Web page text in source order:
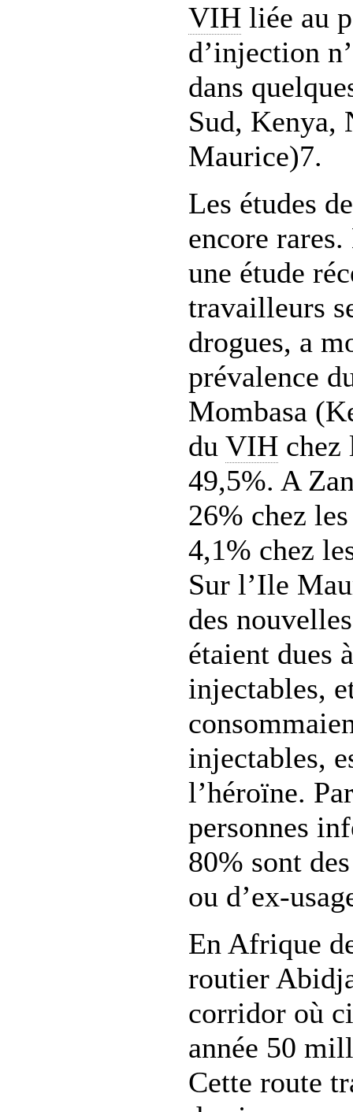
VIH liée au
d’injection
dans
Sud, Kenya,
Maurice)7.
Les études
encore
une étude
travailleurs
drogues, a
prévalence
Mombasa
du VIH chez
49,5%. A
26% chez
4,1% chez
Sur l’Ile
des
étaient dues
injectables,
injectables,
l’héroïne.
personnes
80% sont
ou d’ex-
En Afrique
routier
corridor où
année 50
Cette route